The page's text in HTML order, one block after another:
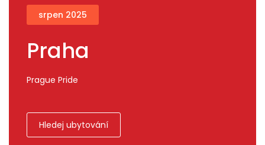
srpen 2025
Praha
Prague Pride
Hledej ubytování